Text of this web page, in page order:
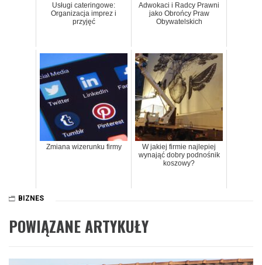
Usługi cateringowe:
Organizacja imprez i
przyjęć
Adwokaci i Radcy Prawni
jako Obrońcy Praw
Obywatelskich
Zmiana wizerunku firmy
W jakiej firmie najlepiej
wynająć dobry podnośnik
koszowy?
BIZNES
POWIĄZANE ARTYKUŁY